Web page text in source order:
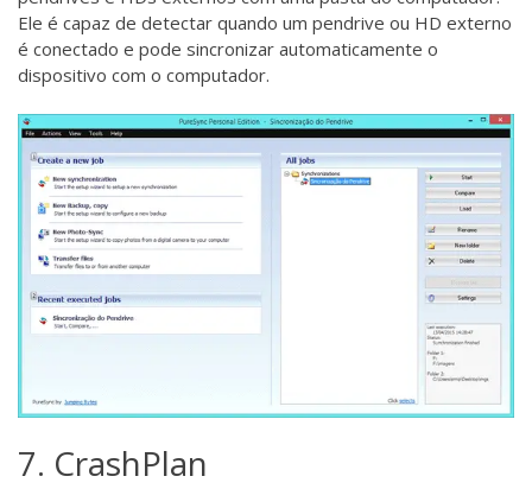
Ele é capaz de detectar quando um pendrive ou HD externo
é conectado e pode sincronizar automaticamente o
dispositivo com o computador.
7. CrashPlan